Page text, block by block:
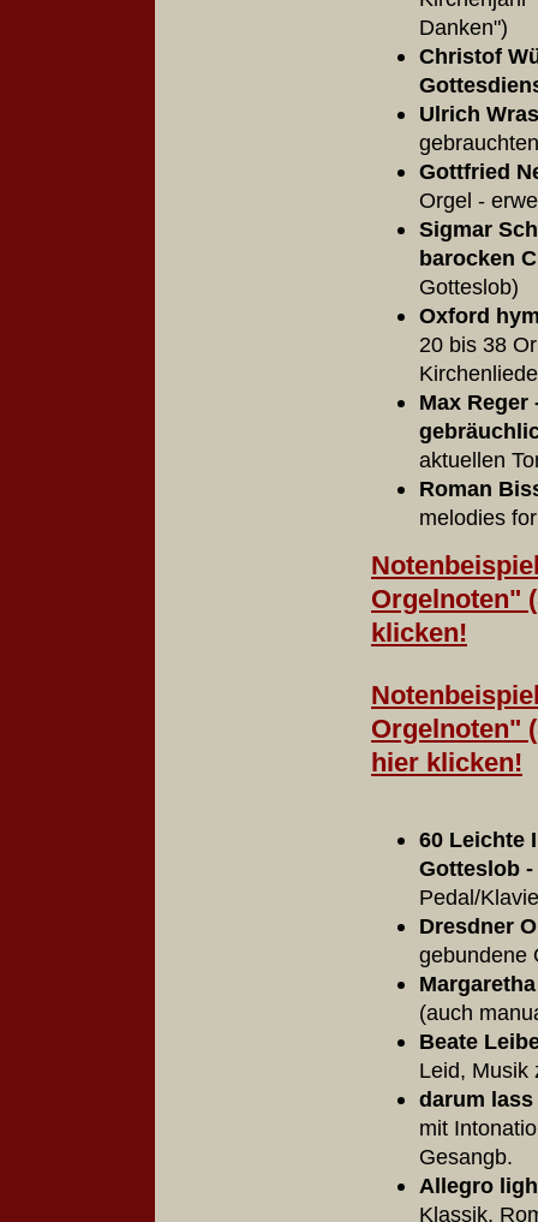
Christof
Ulrich
Gottfried
Orgel -
Sigmar
barocken
Oxford
20 bis 38
Max
aktuellen
Roman
melodies
Orgelnoten"
klicken!
Orgelnoten"
hier klicken!
60 Leichte
Gotteslob
Pedal/
Dresdner
gebundene
(auch
Beate
Leid,
darum
mit
Gesangb.
Allegro
Klassik,